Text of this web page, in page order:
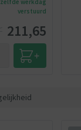
werkdag
verstuurd
211,65